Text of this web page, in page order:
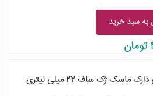
به سبد خرید
ماسک ژک ساف 22 میلی لیتری